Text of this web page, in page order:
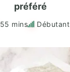
préféré
55 mins Débutant